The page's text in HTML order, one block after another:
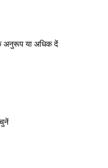
अनुरूप या अधिक दें